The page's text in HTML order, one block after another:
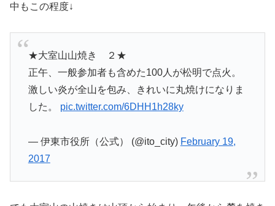
中もこの程度↓
★大室山山焼き ２★
正午、一般参加者も含めた100人が松明で点火。
激しい炎が全山を包み、きれいに丸焼けになりま
した。 pic.twitter.com/6DHH1h28ky
— 伊東市役所（公式） (@ito_city) February 19,
2017